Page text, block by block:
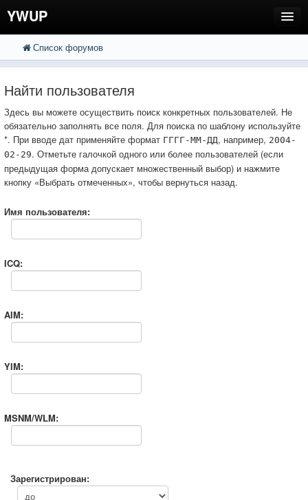
YWUP
FAQ
Вход
Список форумов
Найти пользователя
Здесь вы можете осуществить поиск конкретных пользователей. Не
обязательно заполнять все поля. Для поиска по шаблону используйте
*. При вводе дат применяйте формат ГГГГ-ММ-ДД, например, 2004-
02-29. Отметьте галочкой одного или более пользователей (если
предыдущая форма допускает множественный выбор) и нажмите
кнопку «Выбрать отмеченных», чтобы вернуться назад.
Имя пользователя:
ICQ:
AIM:
YIM:
MSNM/WLM:
Зарегистрирован: